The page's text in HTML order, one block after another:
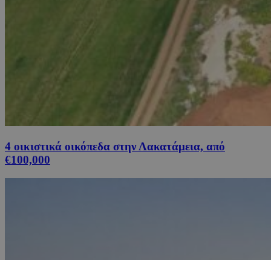
4 οικιστικά οικόπεδα στην Λακατάμεια, από
€100,000